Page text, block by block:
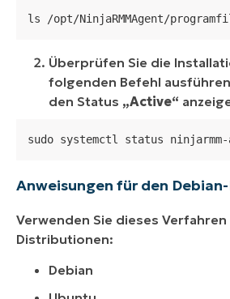
ls /opt/NinjaRMMAgent/
Überprüfen Sie die
folgenden Befehl
den Status „Active“
sudo systemctl status
Anweisungen für den
Verwenden Sie dieses
Distributionen:
Debian